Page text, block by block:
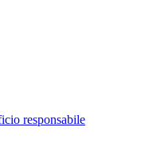
responsabile